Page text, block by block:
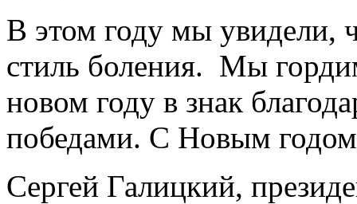
В этом году мы увидели,
стиль боления. Мы
новом году в знак
победами. С Новым
Сергей Галицкий,